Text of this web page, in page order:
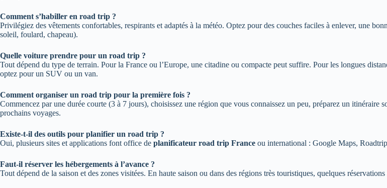
Comment s’habiller en road trip ?
Privilégiez des vêtements confortables, respirants et adaptés à la météo. Optez pour des couches faciles à enlever, une
soleil, foulard, chapeau).
Quelle voiture prendre pour un road trip ?
Tout dépend du type de terrain. Pour la France ou l’Europe, une citadine ou compacte peut suffire. Pour les longues
optez pour un SUV ou un van.
Comment organiser un road trip pour la première fois ?
Commencez par une durée courte (3 à 7 jours), choisissez une région que vous connaissez un peu, préparez un
prochains voyages.
Existe-t-il des outils pour planifier un road trip ?
Oui, plusieurs sites et applications font office de planificateur road trip France ou international : Google Maps,
Faut-il réserver les hébergements à l’avance ?
Tout dépend de la saison et des zones visitées. En haute saison ou dans des régions très touristiques, quelques